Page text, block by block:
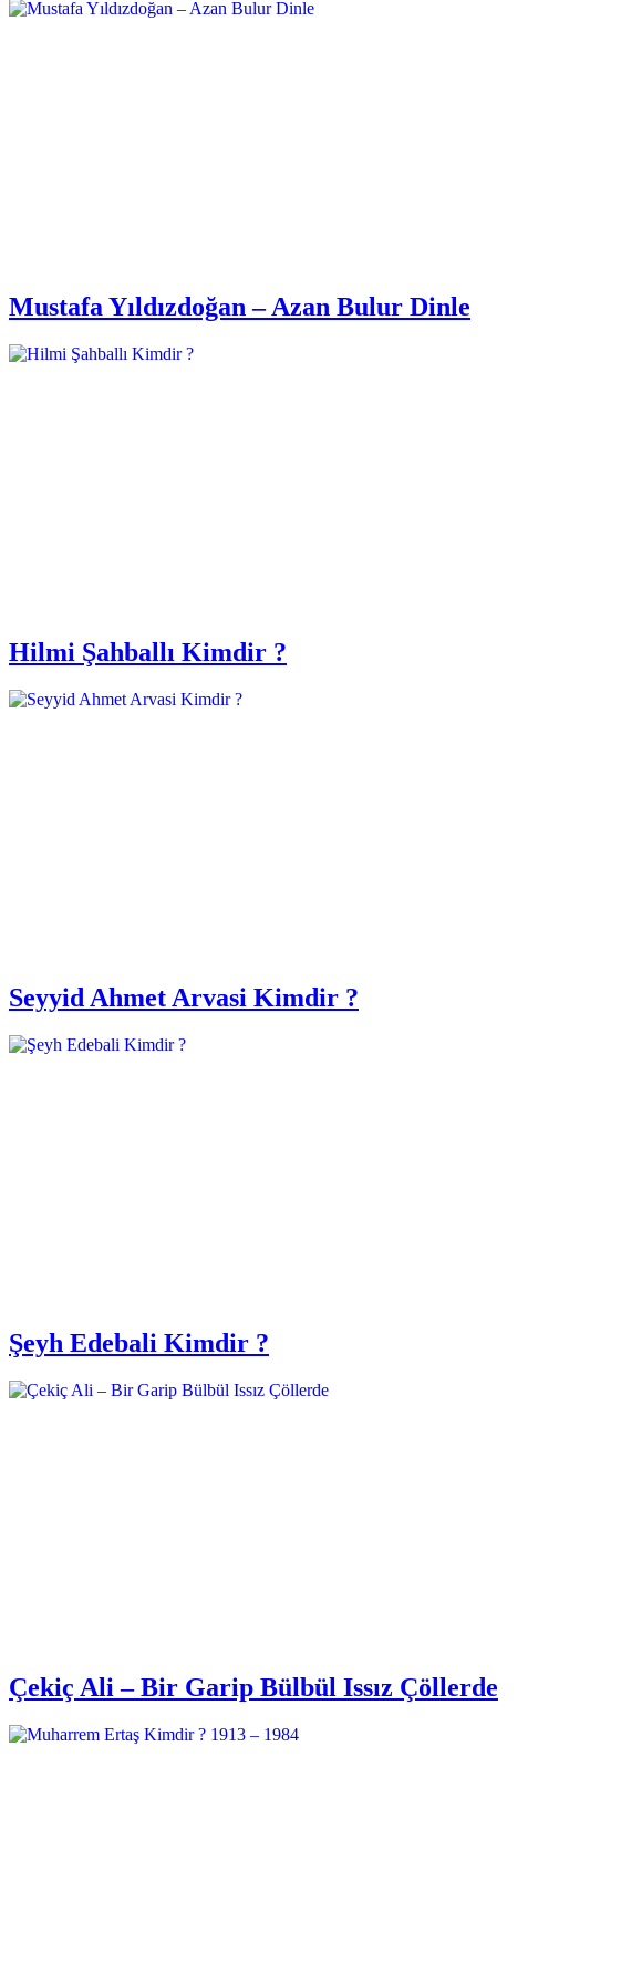
Mustafa Yıldızdoğan – Azan Bulur Dinle
Hilmi Şahballı Kimdir ?
Seyyid Ahmet Arvasi Kimdir ?
Şeyh Edebali Kimdir ?
Çekiç Ali – Bir Garip Bülbül Issız Çöllerde